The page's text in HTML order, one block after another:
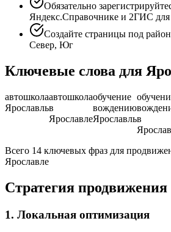
Обязательно
Яндекс.Справочнике и 2ГИС для
Создайте страницы под
Север, Юг
Ключевые слова для
автошкола
Ярославль
автошкола
в
Ярославле
обучение
вождению
Ярославльв
Всего 14 ключевых фраз для
Ярославле
Стратегия продвижения
1. Локальная оптимизация